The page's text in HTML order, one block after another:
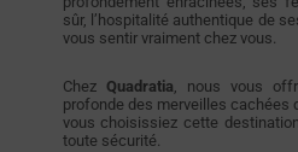
sûr, l’hospitalité authentique de
vous sentir vraiment chez vous.
Chez Quadratia, nous vous
profonde des merveilles cachées
vous choisissiez cette
toute sécurité.